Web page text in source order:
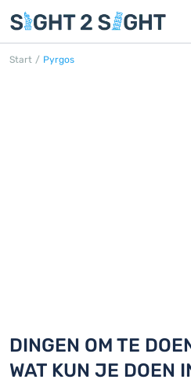
Start / Pyrgos
DINGEN OM TE
WAT KUN JE DOEN